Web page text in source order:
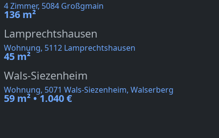
4 Zimmer, 5084 Großgmain
136 m²
Lamprechtshausen
Wohnung, 5112 Lamprechtshausen
45 m²
Wals-Siezenheim
Wohnung, 5071 Wals-Siezenheim, Walserberg
59 m² • 1.040 €